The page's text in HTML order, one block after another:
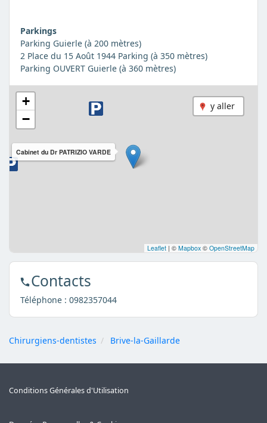
Parkings
Parking Guierle (à 200 mètres)
2 Place du 15 Août 1944 Parking (à 350 mètres)
Parking OUVERT Guierle (à 360 mètres)
y aller
Cabinet du Dr PATRIZIO VARDE
+
−
Leaflet | © Mapbox © OpenStreetMap
Contacts
Téléphone : 0982357044
Chirurgiens-dentistes Brive-la-Gaillarde
Conditions Générales d'Utilisation